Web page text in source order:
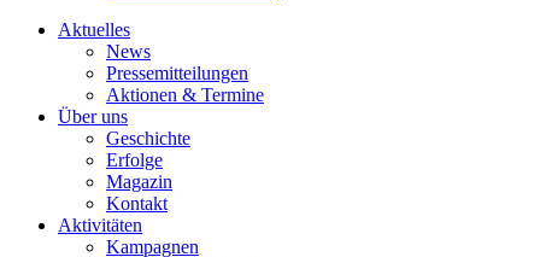
Aktuelles
News
Pressemitteilungen
Aktionen & Termine
Über uns
Geschichte
Erfolge
Magazin
Kontakt
Aktivitäten
Kampagnen